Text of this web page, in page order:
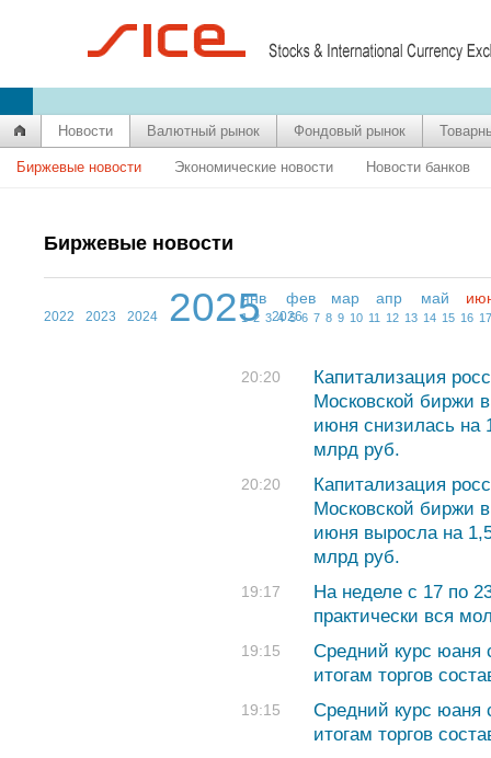
Новости Валютный рынок Фондовый рынок
Биржевые новости Экономические новости Новости банков
Биржевые новости
2022 2023 2024 2025 2026
янв фев мар апр май
1 2 3 4 5 6 7 8 9 10 11 12 13 14 15 16 17
20:20
Капитализация
Московской биржи
июня снизилась на
млрд руб.
20:20
Капитализация
Московской биржи
июня выросла на
млрд руб.
19:17
На неделе с 17 по
практически вся
19:15
Средний курс юаня
итогам торгов
19:15
Средний курс юаня
итогам торгов